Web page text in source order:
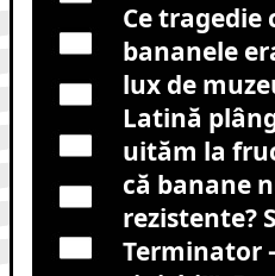
Ce tragedie
bananele
lux de
Latină
uităm la
că banane
rezistente?
Terminator